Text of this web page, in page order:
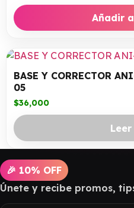
Añadir
BASE Y CORRECTOR
05
$36,000
🎉 10% OFF
Únete y recibe promos,